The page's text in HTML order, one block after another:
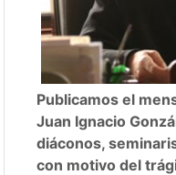
Publicamos el
Juan Ignacio
diáconos,
con motivo del